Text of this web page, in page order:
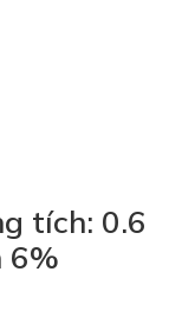
tích: 0.6
6%